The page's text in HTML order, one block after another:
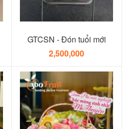
GTCSN - Đón tuổi mới
2,500,000